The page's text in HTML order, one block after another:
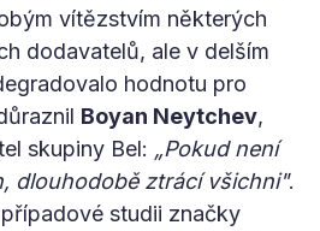
vítězstvím některých
dodavatelů, ale v delším
hodnotu pro
Boyan Neytchev,
skupiny Bel: „Pokud není
dlouhodobě ztrácí všichni".
studii značky